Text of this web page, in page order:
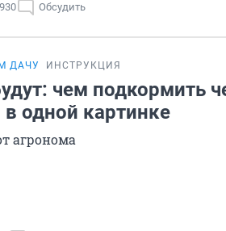
930 Обсудить
ДАЧУ ИНСТРУКЦИЯ
чем подкормить
одной картинке
агронома